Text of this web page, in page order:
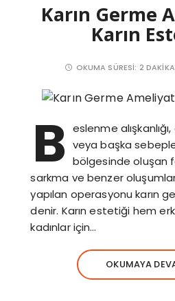
Karın Germe
Karın
OKUMA SÜRESI: 2 DAKIKA
B eslenme
veya başka
bölgesinde oluşan
sarkma ve benzer
yapılan operasyonu karın
denir. Karın estetiği hem
kadınlar için…
OKUMAYA